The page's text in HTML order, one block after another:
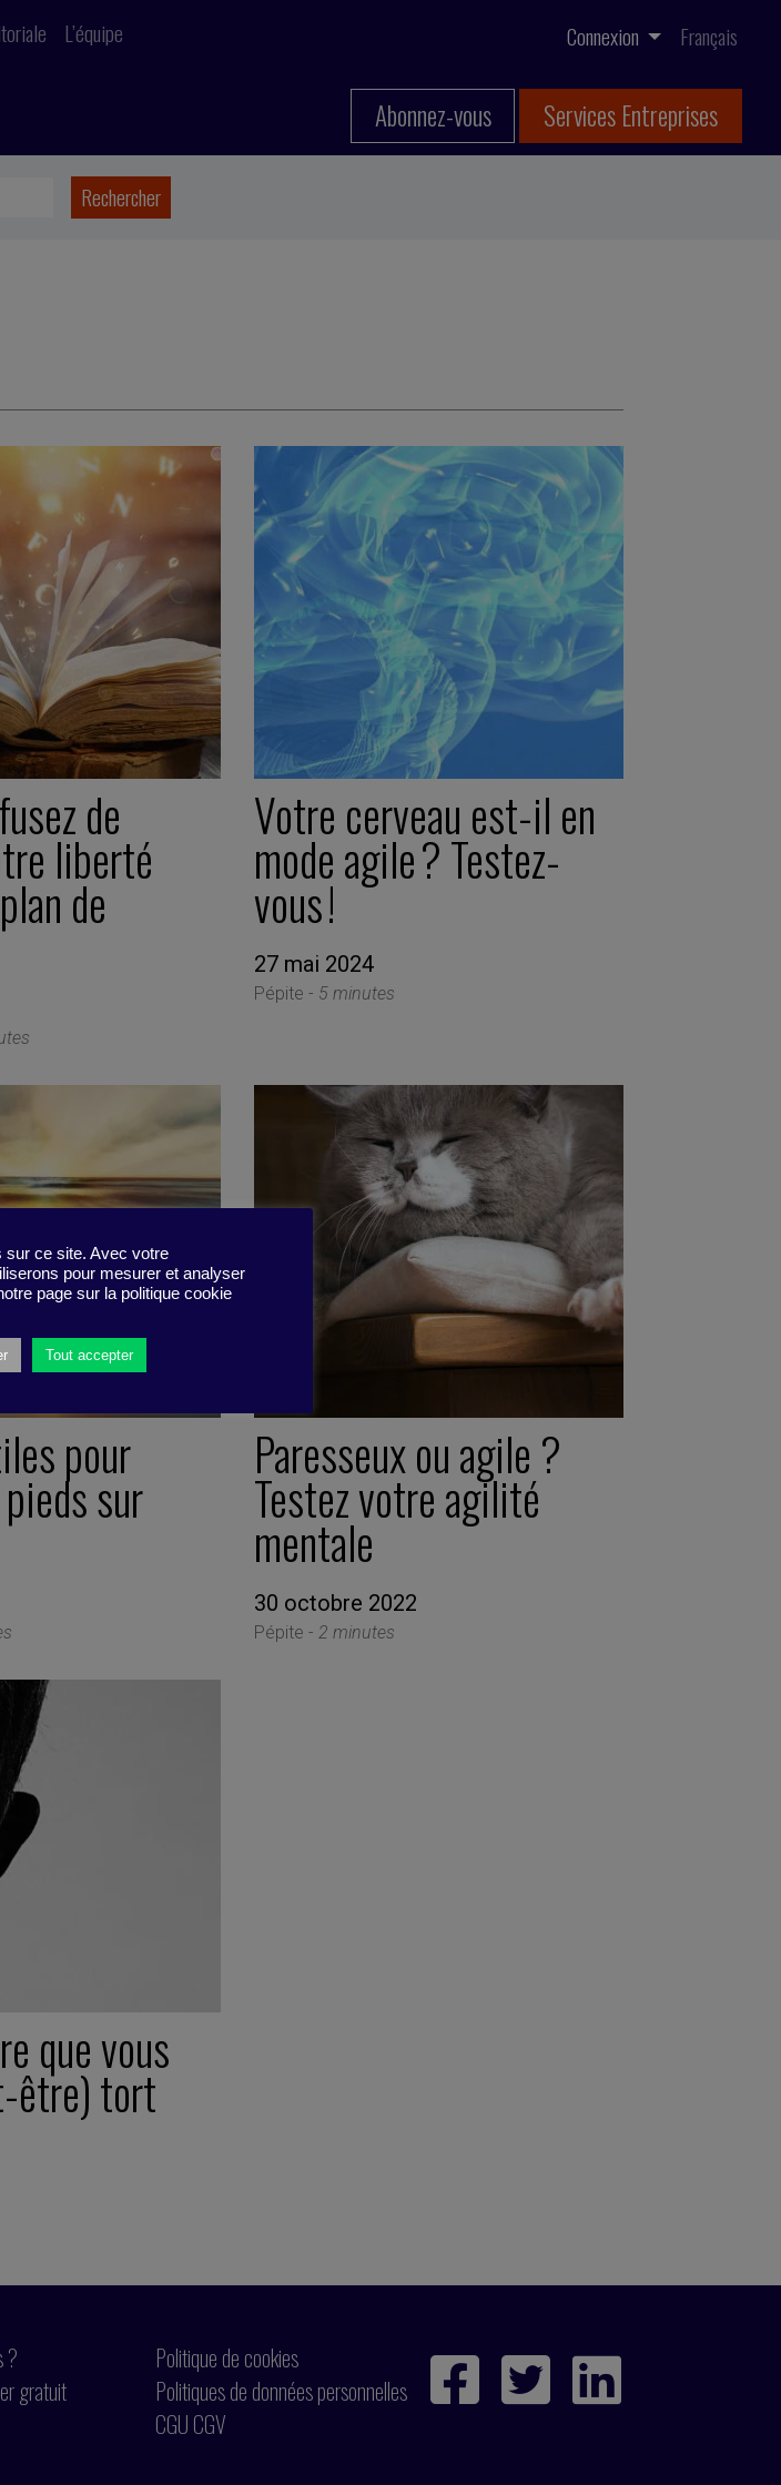
L’équipe Connexion Français
Abonnez-vous Services Entreprises
de
liberté
de
Votre cerveau est-il en
mode agile ? Testez-
vous !
27 mai 2024
Pépite - 5 minutes
pour
sur
Paresseux ou agile ?
Testez votre agilité
mentale
30 octobre 2022
Pépite - 2 minutes
que vous
être) tort
?
gratuit
Politique de cookies
Politiques de données personnelles
CGU CGV
sur ce site. Avec votre
pour mesurer et analyser
page sur la politique cookie
Tout accepter